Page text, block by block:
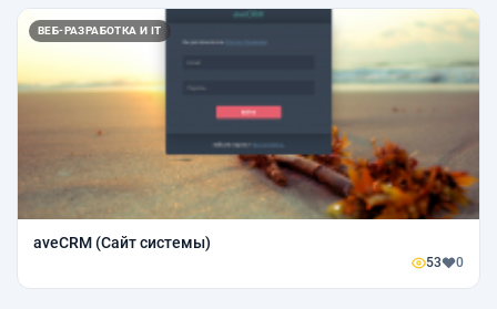
ВЕБ-РАЗРАБОТКА И IT
aveCRM (Сайт системы)
53 0